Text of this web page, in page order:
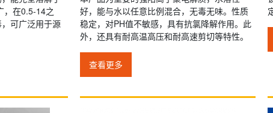
，在0.5-14之
可广泛用于源
好，能与水以任意比例混合，无毒无味。性质
稳定，对PH值不敏感，具有抗氯降解作用。此
外，还具有耐高温高压和耐高速剪切等特性。
查看更多